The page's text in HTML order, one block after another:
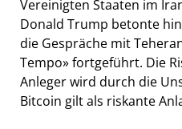
Vereinigten Staaten im
Donald Trump betonte
die Gespräche mit
Tempo» fortgeführt. Die
Anleger wird durch die
Bitcoin gilt als riskante